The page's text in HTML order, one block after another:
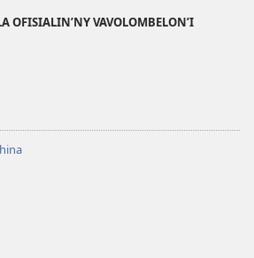
OFISIALIN’NY VAVOLOMBELON’I